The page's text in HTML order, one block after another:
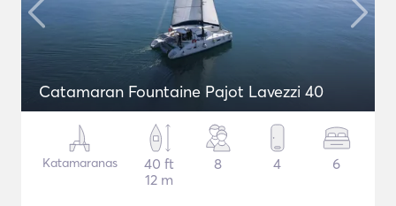
Catamaran Fountaine Pajot Lavezzi 40
Katamaranas
40 ft
12 m
8 4 6